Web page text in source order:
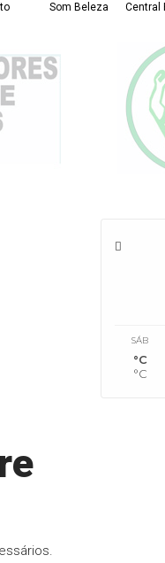
Som Beleza Central
SÁB
°C
°C